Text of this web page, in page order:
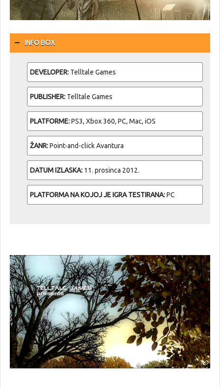
INFO BOX
DEVELOPER: Telltale Games
PUBLISHER: Telltale Games
PLATFORME:PS3, Xbox 360, PC, Mac, iOS
ŽANR:Point-and-click Avantura
DATUM IZLASKA: 11. prosinca 2012.
PLATFORMA NA KOJOJ JE IGRA TESTIRANA:PC